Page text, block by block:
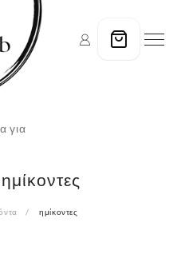
για
ημίκοντες
ημίκοντες